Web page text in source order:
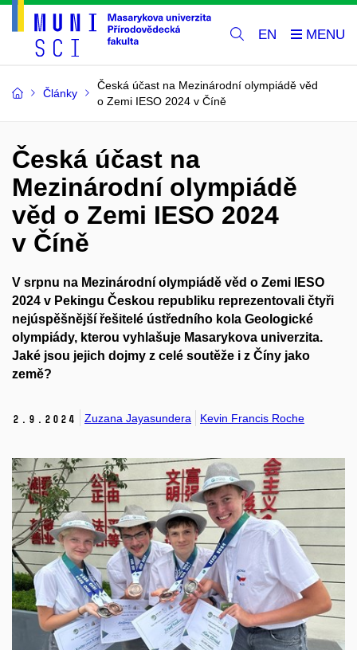
EN
Články
Česká účast na Mezinárodní olympiádě věd
o Zemi IESO 2024 v Číně
Česká účast na
Mezinárodní olympiádě
věd o Zemi IESO 2024
v Číně
V srpnu na Mezinárodní olympiádě věd o Zemi IESO
2024 v Pekingu Českou republiku reprezentovali čtyři
nejúspěšnější řešitelé ústředního kola Geologické
olympiády, kterou vyhlašuje Masarykova univerzita.
Jaké jsou jejich dojmy z celé soutěže i z Číny jako
země?
2. 9. 2024 Zuzana Jayasundera Kevin Francis Roche